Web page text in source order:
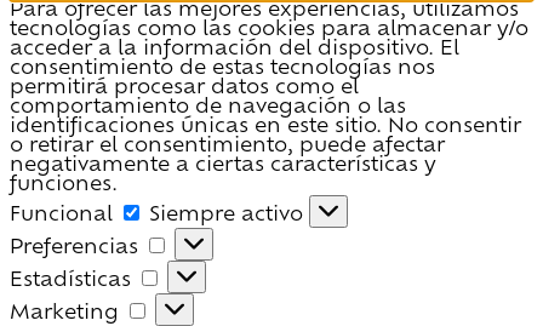
Para ofrecer las mejores experiencias, utilizamos
tecnologías como las cookies para almacenar y/o
acceder a la información del dispositivo. El
consentimiento de estas tecnologías nos
permitirá procesar datos como el
comportamiento de navegación o las
identificaciones únicas en este sitio. No consentir
o retirar el consentimiento, puede afectar
negativamente a ciertas características y
funciones.
Funcional
Funcional
Siempre activo
Preferencias
Preferencias
Estadísticas
Estadísticas
Marketing
Marketing